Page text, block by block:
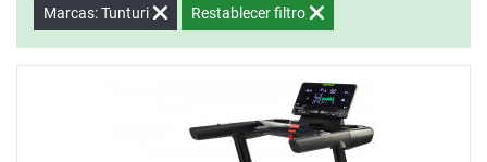
Marcas: Tunturi Restablecer filtro